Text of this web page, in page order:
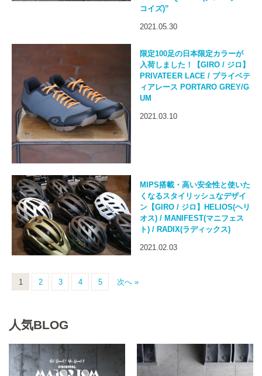
コイズ)”
2021.05.30
限定100足の日本限定カラーが
入荷しました！【GIRO / ジロ】
PRIVATEER LACE / プライベテ
ィアレース PORTARO GREY/G
UM
2021.03.10
MIPS搭載・高い安全性と使いた
くなるスタイリッシュなデザイ
ン【GIRO / ジロ】HELIOS(ヘリ
オス) / MANIFEST(マニフェス
ト) / RADIX(ラディックス)
2021.02.03
1 2 3 4 5 次へ »
人気BLOG